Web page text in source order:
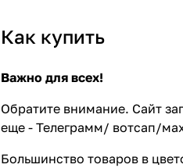
Как купить
Важно для всех!
Обратите внимание. Сайт
еще - Телеграмм/ вотсап/
Большинство товаров в